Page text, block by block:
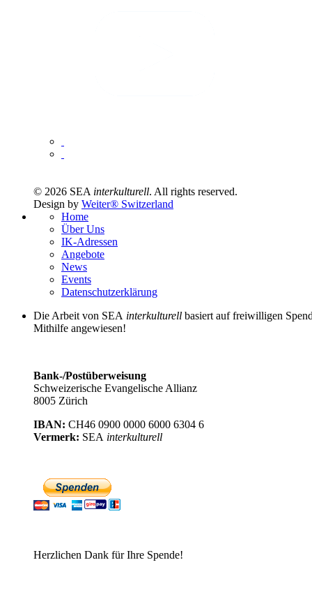
© 2026 SEA interkulturell. All rights reserved.
Design by Weiter® Switzerland
Home
Über Uns
IK-Adressen
Angebote
News
Events
Datenschutzerklärung
Die Arbeit von SEA interkulturell basiert auf freiwilligen
Mithilfe angewiesen!
Bank-/Postüberweisung
Schweizerische Evangelische Allianz
8005 Zürich
IBAN: CH46 0900 0000 6000 6304 6
Vermerk: SEA interkulturell
Herzlichen Dank für Ihre Spende!